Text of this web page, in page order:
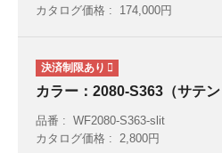
カタログ価格
174,000円
カラー：2080-S363（サテ
品番
WF2080-S363-slit
カタログ価格
2,800円